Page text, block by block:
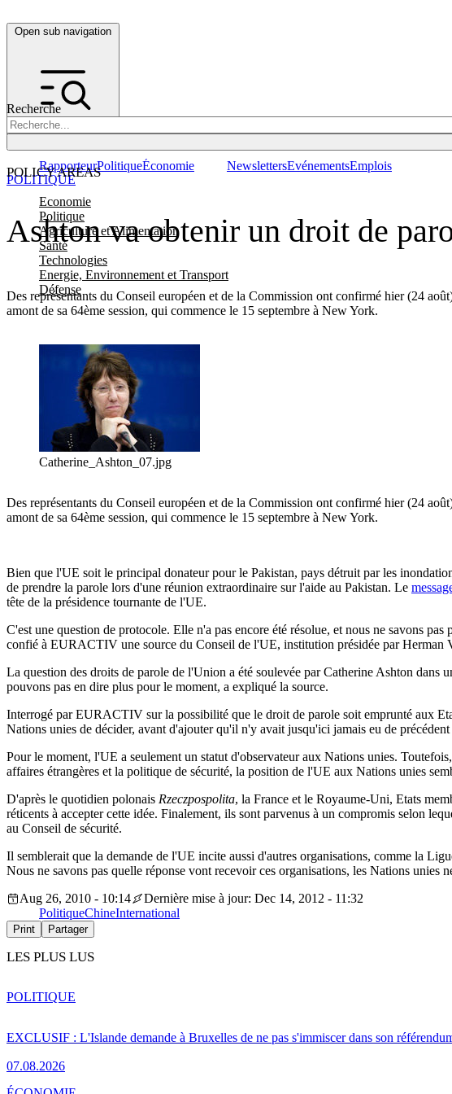
Open sub navigation
Recherche
POLICY AREAS
Economie
Politique
Agriculture et Alimentation
Santé
Technologies
Energie, Environnement et Transport
Défense
RapporteurPolitiqueÉconomie NewslettersEvénementsEmplois
Ashton va obtenir un droit de
Des représentants du Conseil européen et de la Commission ont confirmé hier (24
amont de sa 64ème session, qui commence le 15 septembre à New York.
POLITIQUE
Catherine_Ashton_07.jpg
Des représentants du Conseil européen et de la Commission ont confirmé hier (24
amont de sa 64ème session, qui commence le 15 septembre à New York.
Bien que l'UE soit le principal donateur pour le Pakistan, pays détruit par les
de prendre la parole lors d'une réunion extraordinaire sur l'aide au Pakistan. Le
tête de la présidence tournante de l'UE.
C'est une question de protocole. Elle n'a pas encore été résolue, et nous ne savons
confié à EURACTIV une source du Conseil de l'UE, institution présidée par Herman
La question des droits de parole de l'Union a été soulevée par Catherine Ashton dans
pouvons pas en dire plus pour le moment, a expliqué la source.
Interrogé par EURACTIV sur la possibilité que le droit de parole soit emprunté aux
Nations unies de décider, avant d'ajouter qu'il n'y avait jusqu'ici jamais eu de précédent
Pour le moment, l'UE a seulement un statut d'observateur aux Nations unies.
affaires étrangères et la politique de sécurité, la position de l'UE aux Nations unies
D'après le quotidien polonais Rzeczpospolita, la France et le Royaume-Uni, Etats
réticents à accepter cette idée. Finalement, ils sont parvenus à un compromis selon
au Conseil de sécurité.
Il semblerait que la demande de l'UE incite aussi d'autres organisations, comme la
Nous ne savons pas quelle réponse vont recevoir ces organisations, les Nations unies
Aug 26, 2010 - 10:14
Dernière mise à jour: Dec 14, 2012 - 11:32
PolitiqueChineInternational
Print Partager
LES PLUS LUS
EXCLUSIF : L'Islande demande à Bruxelles de ne pas s'immiscer dans son
07.08.2026
POLITIQUE